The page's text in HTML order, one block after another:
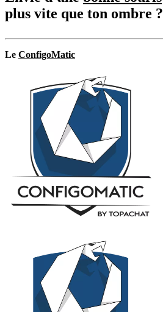
plus vite que ton ombre ?
Le ConfigoMatic